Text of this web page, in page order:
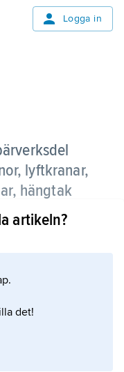
Logga in
lyftkranar,
hängtak
tur lindas
klara mycket
ett
Älvsborgsbron
artikeln?
det!